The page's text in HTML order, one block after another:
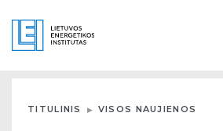
TITULINIS VISOS NAUJIENOS